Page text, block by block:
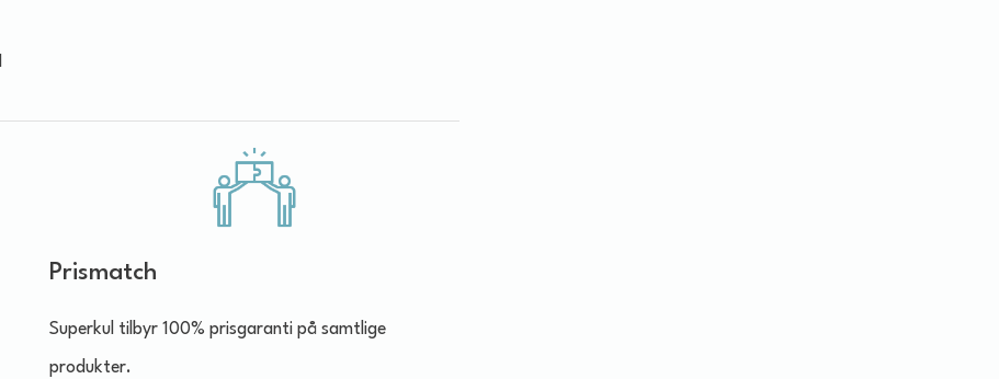
Prismatch
Superkul tilbyr 100% prisgaranti på samtlige
produkter.